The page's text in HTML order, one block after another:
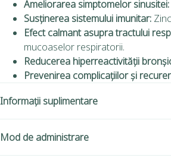
Ameliorarea simptomelor sinusitei:
Susținerea sistemului imunitar:
Efect calmant asupra tractului
mucoaselor respiratorii.
Reducerea hiperreactivității
Prevenirea complicațiilor și
Informații suplimentare
Mod de administrare